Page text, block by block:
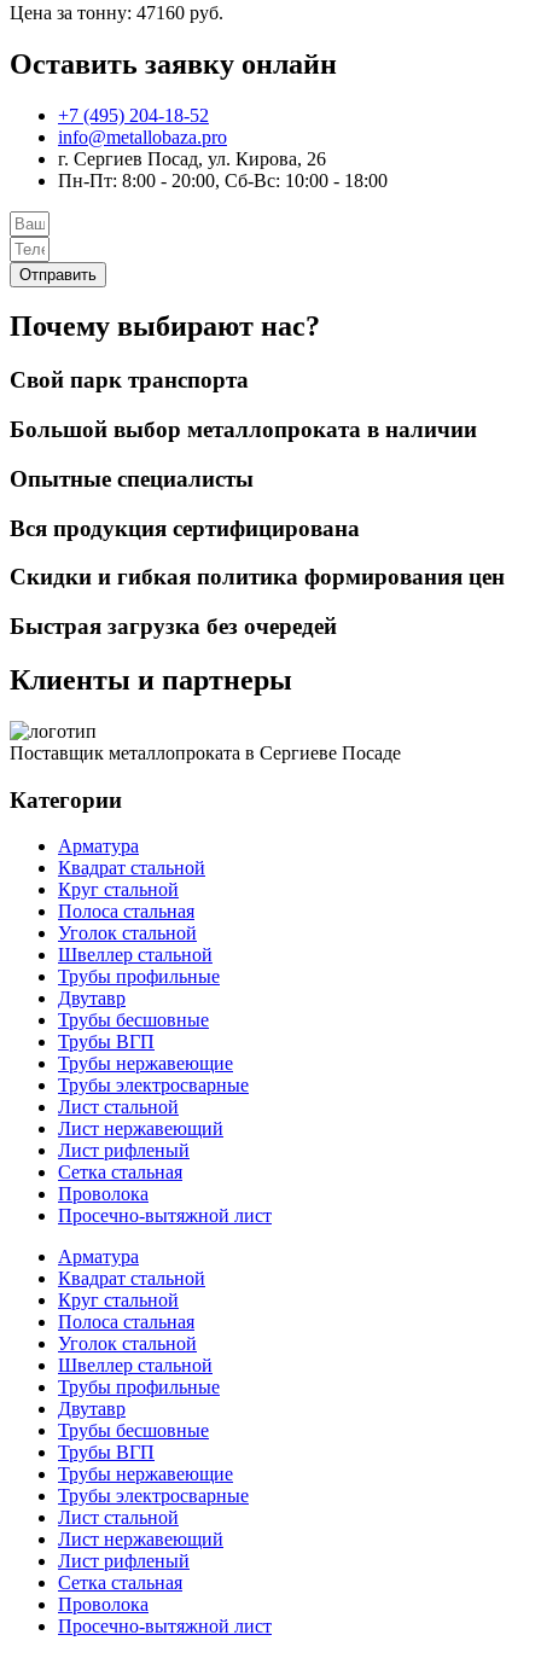
Цена за тонну: 47160 руб.
Оставить заявку онлайн
+7 (495) 204-18-52
info@metallobaza.pro
г. Сергиев Посад, ул. Кирова, 26
Пн-Пт: 8:00 - 20:00, Сб-Вс: 10:00 - 18:00
Отправить
Почему выбирают нас?
Свой парк транспорта
Большой выбор металлопроката в наличии
Опытные специалисты
Вся продукция сертифицирована
Скидки и гибкая политика формирования цен
Быстрая загрузка без очередей
Клиенты и партнеры
Поставщик металлопроката в Сергиеве Посаде
Категории
Арматура
Квадрат стальной
Круг стальной
Полоса стальная
Уголок стальной
Швеллер стальной
Трубы профильные
Двутавр
Трубы бесшовные
Трубы ВГП
Трубы нержавеющие
Трубы электросварные
Лист стальной
Лист нержавеющий
Лист рифленый
Сетка стальная
Проволока
Просечно-вытяжной лист
Арматура
Квадрат стальной
Круг стальной
Полоса стальная
Уголок стальной
Швеллер стальной
Трубы профильные
Двутавр
Трубы бесшовные
Трубы ВГП
Трубы нержавеющие
Трубы электросварные
Лист стальной
Лист нержавеющий
Лист рифленый
Сетка стальная
Проволока
Просечно-вытяжной лист